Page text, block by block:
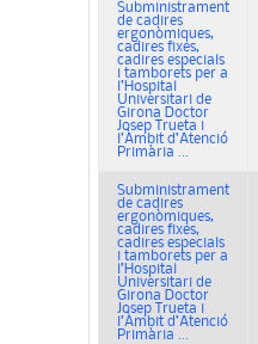
Subministrament
de cadires
ergonòmiques,
cadires fixes,
cadires especials
i tamborets per a
l’Hospital
Universitari de
Girona Doctor
Josep Trueta i
l’Àmbit d’Atenció
Primària ...
Subministrament
de cadires
ergonòmiques,
cadires fixes,
cadires especials
i tamborets per a
l’Hospital
Universitari de
Girona Doctor
Josep Trueta i
l’Àmbit d’Atenció
Primària ...